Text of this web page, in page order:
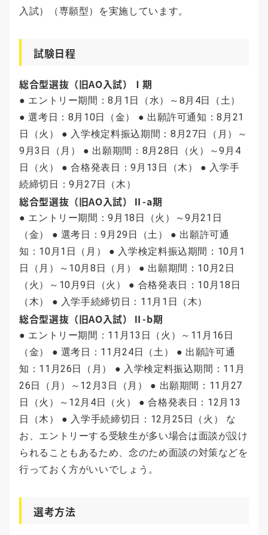
入試）（専願型）を実施しています。
試験日程
総合型選抜（旧AO入試）Ⅰ期
● エントリー期間：8月1日（水）～8月4日（土）
● 選考日：8月10日（金） ● 出願許可通知：8月21
日（火） ● 入学検定料振込期間：8月27日（月）～
9月3日（月） ● 出願期間：8月28日（火）～9月4
日（火） ● 合格発表日：9月13日（木） ● 入学手
続締切日：9月27日（木）
総合型選抜（旧AO入試）Ⅱ-a期
● エントリー期間：9月18日（火）～9月21日
（金） ● 選考日：9月29日（土） ● 出願許可通
知：10月1日（月） ● 入学検定料振込期間：10月1
日（月）～10月8日（月） ● 出願期間：10月2日
（火）～10月9日（火） ● 合格発表日：10月18日
（木） ● 入学手続締切日：11月1日（木）
総合型選抜（旧AO入試）Ⅱ-b期
● エントリー期間：11月13日（火）～11月16日
（金） ● 選考日：11月24日（土） ● 出願許可通
知：11月26日（月） ● 入学検定料振込期間：11月
26日（月）～12月3日（月） ● 出願期間：11月27
日（火）～12月4日（火） ● 合格発表日：12月13
日（木） ● 入学手続締切日：12月25日（火） な
お、エントリーする受験生が多い場合は面談が設け
られることもあるため、念のため面談の対策などを
行っておく方がいいでしょう。
選考方法